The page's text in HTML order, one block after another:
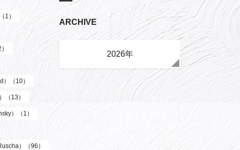
1）
（10）
（13）
）（1）
）（96）
ARCHIVE
2026年